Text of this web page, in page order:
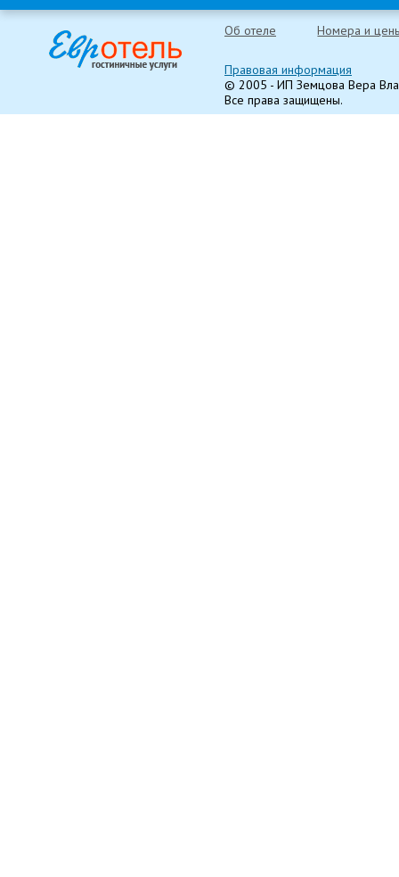
Об отеле Номера и
Правовая информация
© 2005 - ИП Земцова Вера
Все права защищены.